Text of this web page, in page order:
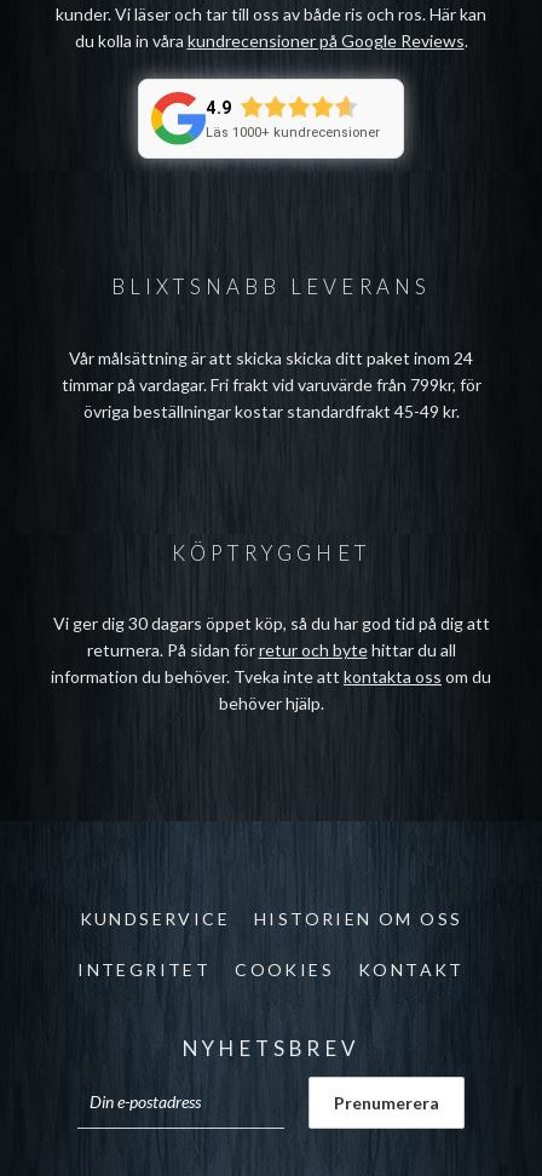
BLIXTSNABB LEVERANS
Vår målsättning är att skicka skicka ditt paket inom 24
timmar på vardagar. Fri frakt vid varuvärde från 799kr, för
övriga beställningar kostar standardfrakt 45-49 kr.
kunder. Vi läser och tar till oss av både ris och ros. Här kan
du kolla in våra kundrecensioner på Google Reviews.
4.9
Läs 1000+ kundrecensioner
KÖPTRYGGHET
Vi ger dig 30 dagars öppet köp, så du har god tid på dig att
returnera. På sidan förretur och bytehittar du all
information du behöver. Tveka inte att kontakta oss om du
behöver hjälp.
KUNDSERVICE HISTORIEN OM OSS
INTEGRITET COOKIES KONTAKT
NYHETSBREV